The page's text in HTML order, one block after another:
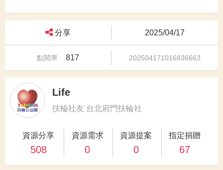
分享 2025/04/17
點閱率 817 202504171016836663
Life
扶輪社友 台北府門扶輪社
資源分享
508
資源需求
0
資源提案
0
指定捐贈
67